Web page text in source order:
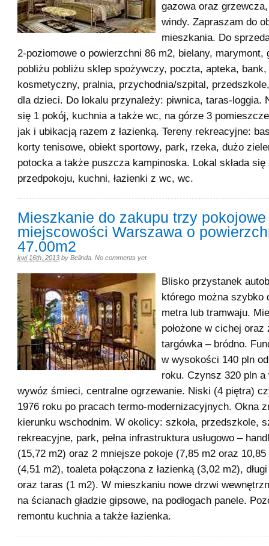
gazowa oraz
windy. Zapraszam do
mieszkania. Do
2-poziomowe o powierzchni 86 m2, bielany, marymont,
pobliżu pobliżu sklep spożywczy, poczta, apteka,
kosmetyczny, pralnia, przychodnia/szpital,
dla dzieci. Do lokalu przynależy: piwnica, taras-loggia.
się 1 pokój, kuchnia a także wc, na górze 3
jak i ubikacją razem z łazienką. Tereny rekreacyjne:
korty tenisowe, obiekt sportowy, park, rzeka, dużo
potocka a także puszcza kampinoska. Lokal składa
przedpokoju, kuchni, łazienki z wc, wc.
Mieszkanie do zakupu trzy
miejscowości Warszawa o
47.00m2
kwi 16th, 2013 by Belinda No comments yet
Blisko przystanek
którego można szybko
metra lub tramwaju.
położone w cichej
targówka – bródno.
w wysokości 140 pln
roku. Czynsz 320 pln a
wywóz śmieci, centralne ogrzewanie. Niski (4 piętra)
1976 roku po pracach termo-modernizacyjnych. Okna
kierunku wschodnim. W okolicy: szkoła, przedszkole,
rekreacyjne, park, pełna infrastruktura usługowo –
(15,72 m2) oraz 2 mniejsze pokoje (7,85 m2 oraz
(4,51 m2), toaleta połączona z łazienką (3,02 m2),
oraz taras (1 m2). W mieszkaniu nowe drzwi
na ścianach gładzie gipsowe, na podłogach panele.
remontu kuchnia a także łazienka.